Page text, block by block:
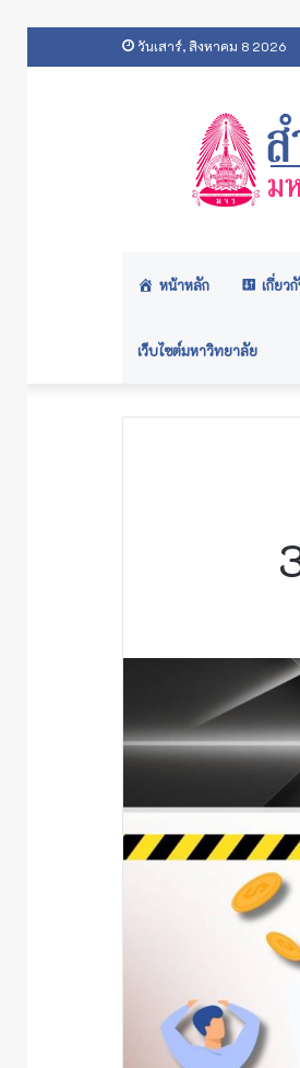
วันเสาร์, สิงหาคม 8 2026
หน้าหลัก เกี่ยว
เว็บไซต์มหาวิทยาลัย